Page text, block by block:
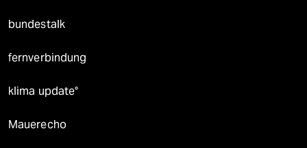
bundestalk
fernverbindung
klima update°
Mauerecho